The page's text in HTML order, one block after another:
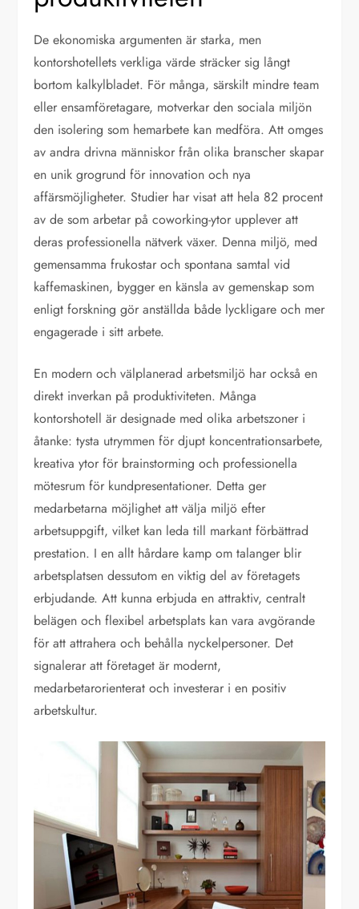
De ekonomiska argumenten är starka, men
kontorshotellets verkliga värde sträcker sig långt
bortom kalkylbladet. För många, särskilt mindre team
eller ensamföretagare, motverkar den sociala miljön
den isolering som hemarbete kan medföra. Att omges
av andra drivna människor från olika branscher skapar
en unik grogrund för innovation och nya
affärsmöjligheter. Studier har visat att hela 82 procent
av de som arbetar på coworking-ytor upplever att
deras professionella nätverk växer. Denna miljö, med
gemensamma frukostar och spontana samtal vid
kaffemaskinen, bygger en känsla av gemenskap som
enligt forskning gör anställda både lyckligare och mer
engagerade i sitt arbete.
En modern och välplanerad arbetsmiljö har också en
direkt inverkan på produktiviteten. Många
kontorshotell är designade med olika arbetszoner i
åtanke: tysta utrymmen för djupt koncentrationsarbete,
kreativa ytor för brainstorming och professionella
mötesrum för kundpresentationer. Detta ger
medarbetarna möjlighet att välja miljö efter
arbetsuppgift, vilket kan leda till markant förbättrad
prestation. I en allt hårdare kamp om talanger blir
arbetsplatsen dessutom en viktig del av företagets
erbjudande. Att kunna erbjuda en attraktiv, centralt
belägen och flexibel arbetsplats kan vara avgörande
för att attrahera och behålla nyckelpersoner. Det
signalerar att företaget är modernt,
medarbetarorienterat och investerar i en positiv
arbetskultur.